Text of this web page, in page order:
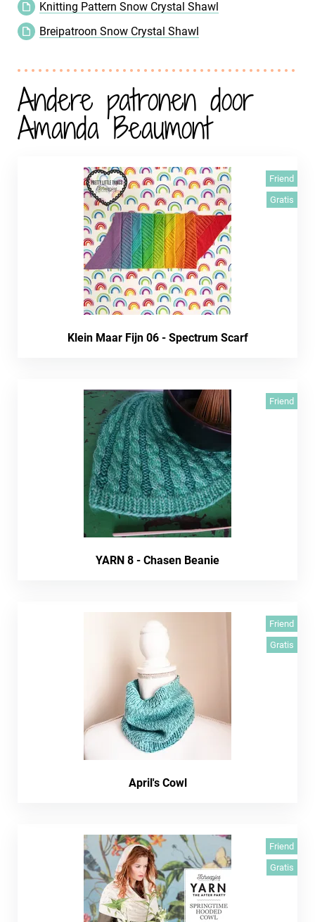
Knitting Pattern Snow Crystal Shawl
Breipatroon Snow Crystal Shawl
Andere patronen door
Amanda Beaumont
Friend
Gratis
Klein Maar Fijn 06 - Spectrum Scarf
Friend
YARN 8 - Chasen Beanie
Friend
Gratis
April's Cowl
Friend
Gratis